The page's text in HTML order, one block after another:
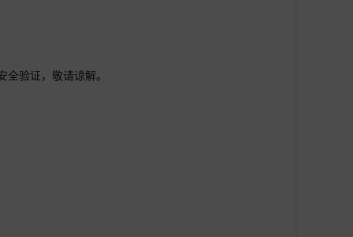
验证，敬请谅解。